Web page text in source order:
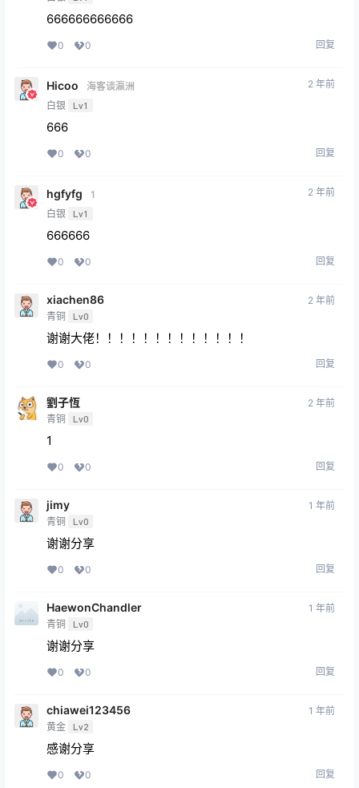
666666666666
0 0 回复
Hicoo
海客谈瀛洲
白银
Lv1
2 年前
666
0 0 回复
hgfyfg
1
白银
Lv1
2 年前
666666
0 0 回复
xiachen86
青铜 Lv0
2 年前
谢谢大佬！！！！！！！！！！！！！
0 0 回复
劉子恆
青铜 Lv0
2 年前
1
0 0 回复
jimy
青铜 Lv0
1 年前
谢谢分享
0 0 回复
HaewonChandler
青铜 Lv0
1 年前
谢谢分享
0 0 回复
chiawei123456
黄金 Lv2
1 年前
感谢分享
0 0 回复